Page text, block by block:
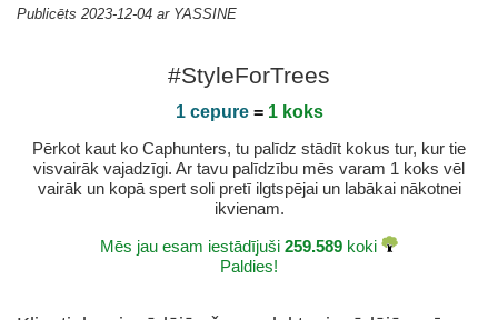
Publicēts 2023-12-04 ar YASSINE
#StyleForTrees
1 cepure= 1 koks
Pērkot kaut ko Caphunters, tu palīdz stādīt kokus tur, kur tie
visvairāk vajadzīgi. Ar tavu palīdzību mēs varam 1 koks vēl
vairāk un kopā spert soli pretī ilgtspējai un labākai nākotnei
ikvienam.
Mēs jau esam iestādījuši 259.589 koki
Paldies!